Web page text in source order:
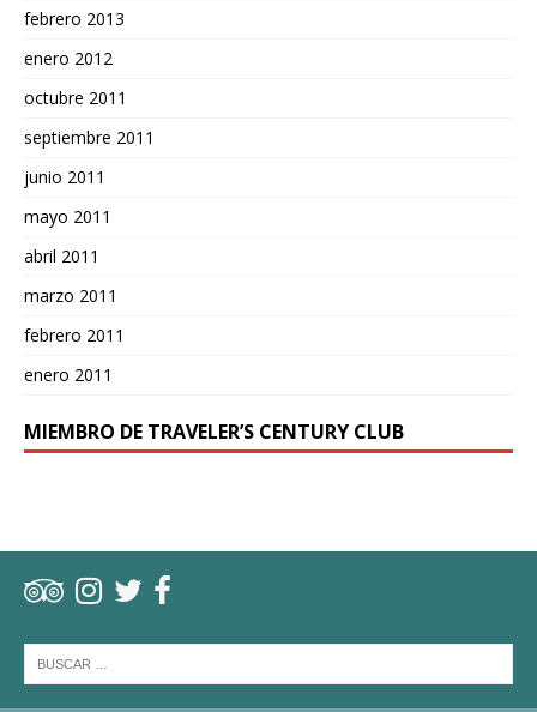
febrero 2013
enero 2012
octubre 2011
septiembre 2011
junio 2011
mayo 2011
abril 2011
marzo 2011
febrero 2011
enero 2011
MIEMBRO DE TRAVELER’S CENTURY CLUB